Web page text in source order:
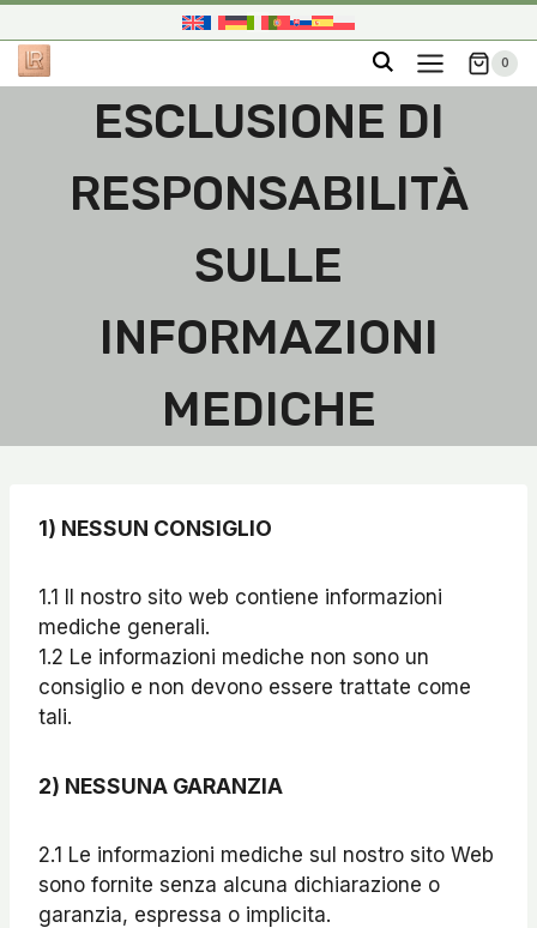
al
contenuto
0
ESCLUSIONE DI
RESPONSABILITÀ
SULLE
INFORMAZIONI
MEDICHE
1) NESSUN CONSIGLIO
1.1 Il nostro sito web contiene informazioni
mediche generali.
1.2 Le informazioni mediche non sono un
consiglio e non devono essere trattate come
tali.
2) NESSUNA GARANZIA
2.1 Le informazioni mediche sul nostro sito Web
sono fornite senza alcuna dichiarazione o
garanzia, espressa o implicita.